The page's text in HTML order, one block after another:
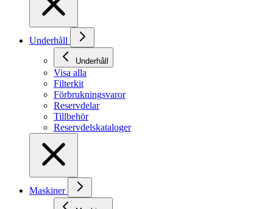
Underhåll
Underhåll
Visa alla
Filterkit
Förbrukningsvaror
Reservdelar
Tillbehör
Reservdelskataloger
Maskiner